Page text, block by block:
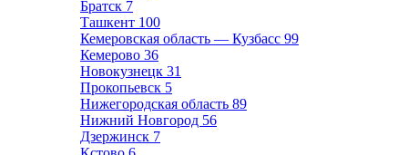
Братск 7
Ташкент 100
Кемеровская область — Кузбасс 99
Кемерово 36
Новокузнецк 31
Прокопьевск 5
Нижегородская область 89
Нижний Новгород 56
Дзержинск 7